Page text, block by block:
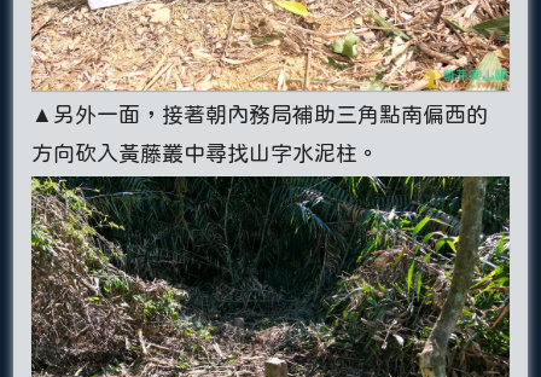
▲另外一面，接著朝內務局補助三角點南偏西的
方向砍入黃藤叢中尋找山字水泥柱。